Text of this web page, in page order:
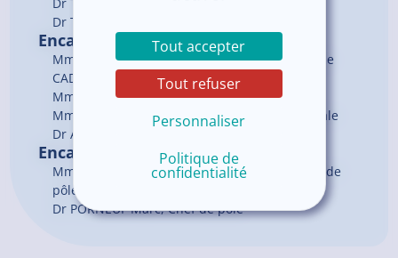
DrTHIEBAULT
Encadrement du service
Mme LEC'HVIEN Véronique, Faisant Fonction de
CADRE
Mme BREXEL Hélène, Cadre de santé
Mme HARDOUIN Elisabeth, Cadre paramédicale
Dr AZIZ Karim, Chef de service
Encadrement du pôle
Mme MARREC Magalie, Cadre coordonnateur de
pôle
Dr PORNEUF Marc, Chef de pôle
Tout accepter
Tout refuser
Personnaliser
Politique de
confidentialité